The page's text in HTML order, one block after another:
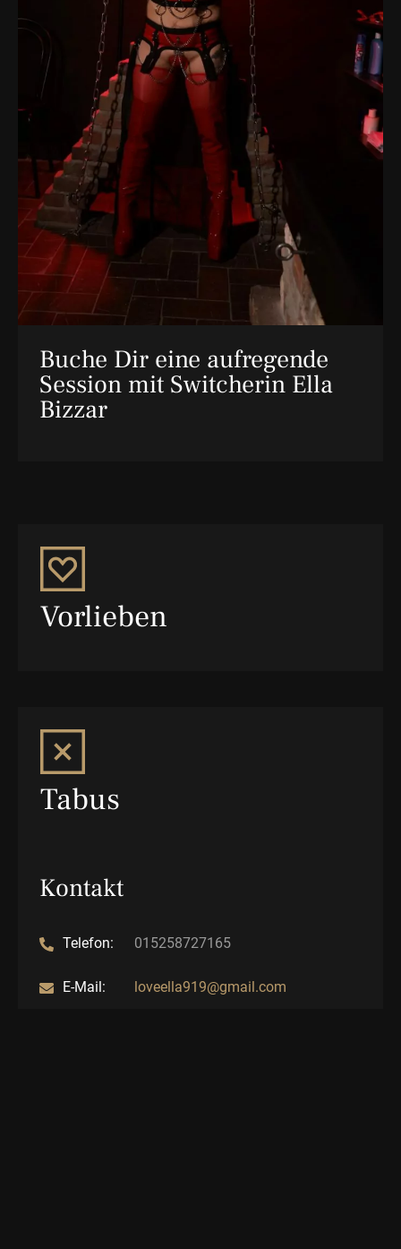
Buche Dir eine aufregende
Session mit Switcherin Ella
Bizzar
Vorlieben
Tabus
Kontakt
Telefon: 015258727165
E-Mail: loveella919@gmail.com